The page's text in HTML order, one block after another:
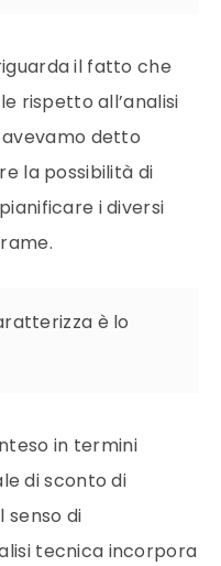
il fatto che
rispetto all’analisi
detto
la possibilità di
i diversi
è lo
in termini
di sconto di
senso di
tecnica incorpora